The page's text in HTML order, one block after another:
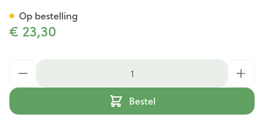
€ 23,30
Bestel
Op bestelling